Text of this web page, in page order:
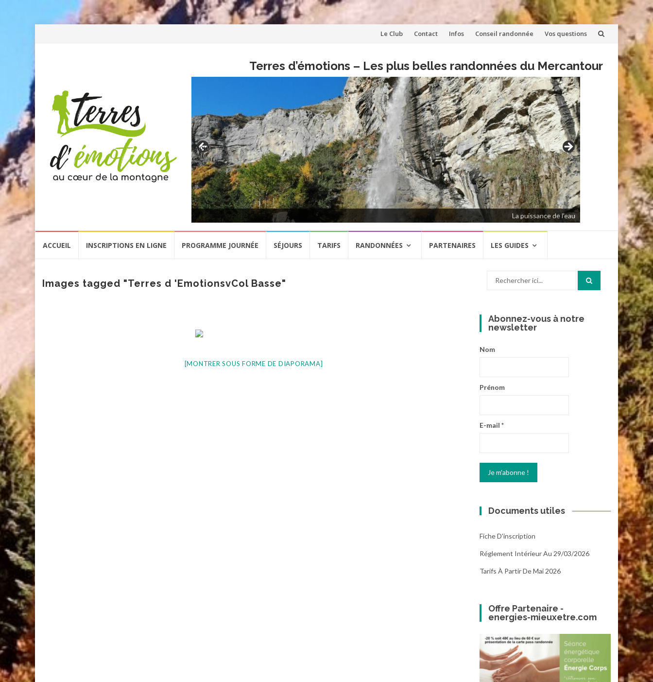
Aller
contenu
Le Club Contact Infos Conseil randonnée Vos questions
Terres d’émotions – Les plus belles randonnées du Mercantour
La puissance de l'eau
Previous
ACCUEIL INSCRIPTIONS EN LIGNE PROGRAMME JOURNÉE SÉJOURS TARIFS RANDONNÉES PARTENAIRES LES GUIDES
Images tagged "Terres d 'EmotionsvCol Basse"
[MONTRER SOUS FORME DE DIAPORAMA]
Abonnez-vous à notre
newsletter
Nom
Prénom
E-mail *
Documents utiles
Fiche D'inscription
Réglement Intérieur Au 29/03/2026
Tarifs À Partir De Mai 2026
Offre Partenaire -
energies-mieuxetre.com